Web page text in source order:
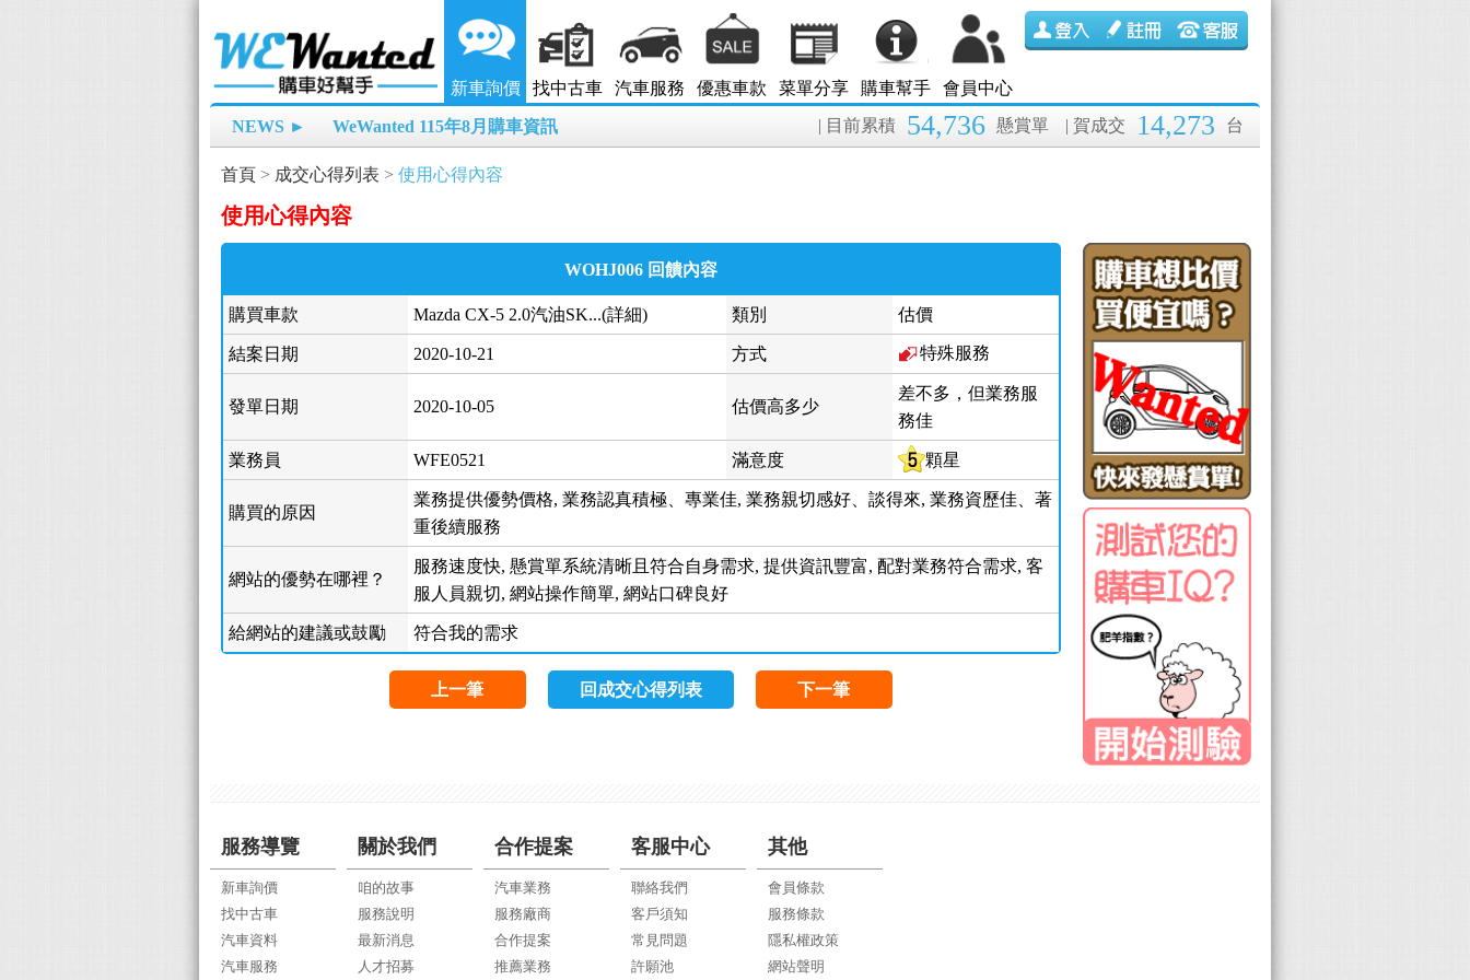
新車詢價 找中古車 汽車服務 優惠車款 菜單分享 購車幫手 會員中心
NEWS ► WeWanted 115年8月購車資訊 | 賀成交 14,273 台
| 目前累積 54,736 懸賞單
首頁 > 成交心得列表 > 使用心得內容
使用心得內容
WOHJ006 回饋內容
購買車款 Mazda CX-5 2.0汽油SK...(詳細) 類別 估價
結案日期 2020-10-21 方式 特殊服務
發單日期 2020-10-05 估價高多少
差不多，但業務服
務佳
業務員 WFE0521 滿意度 顆星
購買的原因
業務提供優勢價格, 業務認真積極、專業佳, 業務親切感好、談得來, 業務資歷佳、著
重後續服務
網站的優勢在哪裡？
服務速度快, 懸賞單系統清晰且符合自身需求, 提供資訊豐富, 配對業務符合需求, 客
服人員親切, 網站操作簡單, 網站口碑良好
給網站的建議或鼓勵 符合我的需求
上一筆 回成交心得列表 下一筆
服務導覽
新車詢價
找中古車
汽車資料
汽車服務
關於我們
咱的故事
服務說明
最新消息
人才招募
合作提案
汽車業務
服務廠商
合作提案
推薦業務
客服中心
聯絡我們
客戶須知
常見問題
許願池
其他
會員條款
服務條款
隱私權政策
網站聲明